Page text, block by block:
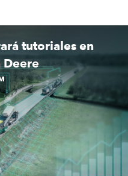
tutoriales en
Deere